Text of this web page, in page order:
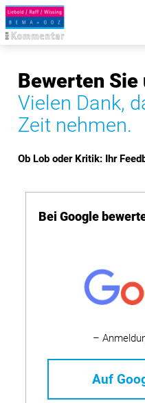
Bewerten Sie
Vielen Dank,
Zeit nehmen.
Ob Lob oder Kritik: Ihr
Bei Google
–
Auf